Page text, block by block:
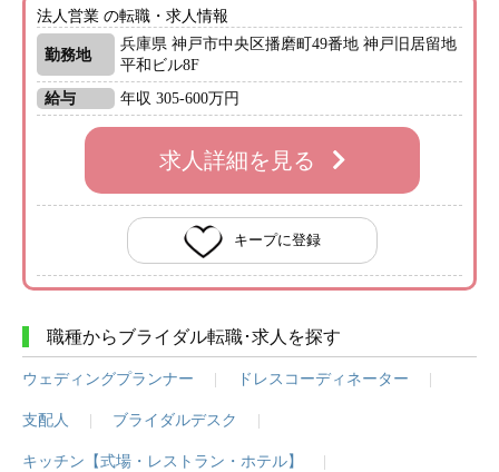
法人営業 の転職・求人情報
勤務地
兵庫県 神戸市中央区播磨町49番地 神戸旧居留地
平和ビル8F
給与
年収 305-600万円
求人詳細を見る
キープに登録
職種からブライダル転職･求人を探す
ウェディングプランナー ドレスコーディネーター
支配人 ブライダルデスク
キッチン【式場・レストラン・ホテル】